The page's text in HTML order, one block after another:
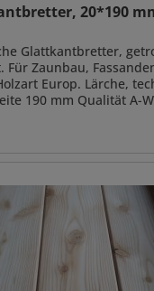
20*190
Glattkantbretter,
Für Zaunbau,
Europ. Lärche,
190 mm Qualität A-